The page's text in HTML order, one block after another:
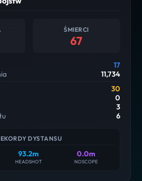
ŚMIERCI
67
17
11,734
30
0
3
6
DYSTANSU
93.2m
HEADSHOT
0.0m
NOSCOPE